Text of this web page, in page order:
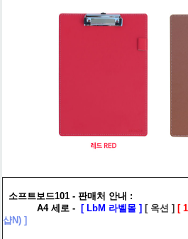
소프트보드101 - 판매처 안내 :
A4 세로 - [ LbM 라벨몰 ] [ 옥션 ] [
샵N)]